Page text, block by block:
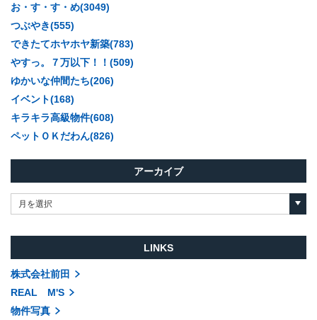
お・す・す・め(3049)
つぶやき(555)
できたてホヤホヤ新築(783)
やすっ。７万以下！！(509)
ゆかいな仲間たち(206)
イベント(168)
キラキラ高級物件(608)
ペットＯＫだわん(826)
アーカイブ
月を選択
LINKS
株式会社前田
REAL M'S
物件写真